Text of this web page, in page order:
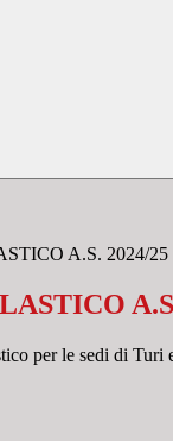
A.S. 2024/25
per le sedi di Turi